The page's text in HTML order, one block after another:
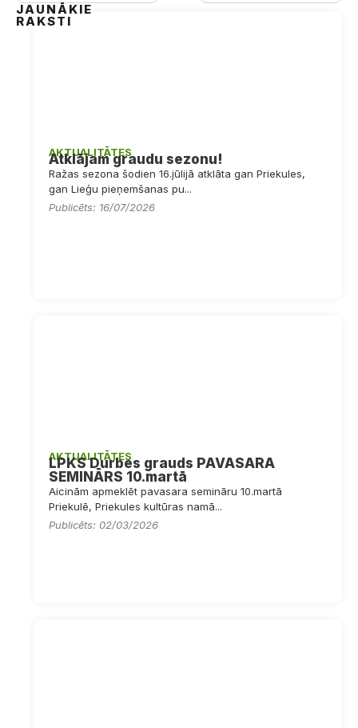
JAUNĀKIE
RAKSTI
AKTUALITĀTES
Atklājam graudu sezonu!
Ražas sezona šodien 16.jūlijā atklāta gan Priekules,
gan Lieģu pieņemšanas pu...
Publicēts: 16/07/2026
AKTUALITĀTES
LPKS Durbes grauds PAVASARA
SEMINĀRS 10.martā
Aicinām apmeklēt pavasara semināru 10.martā
Priekulē, Priekules kultūras namā...
Publicēts: 02/03/2026